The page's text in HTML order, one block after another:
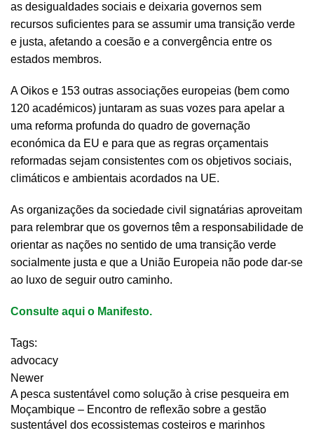
as desigualdades sociais e deixaria governos sem
recursos suficientes para se assumir uma transição verde
e justa, afetando a coesão e a convergência entre os
estados membros.
A Oikos e 153 outras associações europeias (bem como
120 académicos) juntaram as suas vozes para apelar a
uma reforma profunda do quadro de governação
económica da EU e para que as regras orçamentais
reformadas sejam consistentes com os objetivos sociais,
climáticos e ambientais acordados na UE.
As organizações da sociedade civil signatárias aproveitam
para relembrar que os governos têm a responsabilidade de
orientar as nações no sentido de uma transição verde
socialmente justa e que a União Europeia não pode dar-se
ao luxo de seguir outro caminho.
Consulte aqui o Manifesto.
Tags:
advocacy
Newer
A pesca sustentável como solução à crise pesqueira em
Moçambique – Encontro de reflexão sobre a gestão
sustentável dos ecossistemas costeiros e marinhos